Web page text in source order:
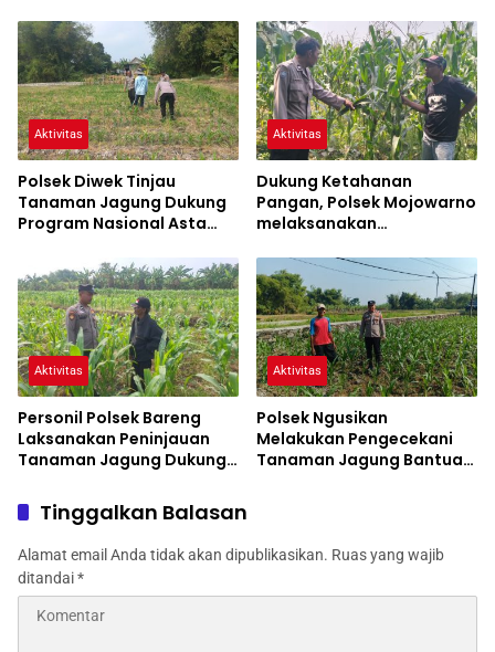
Mendukung Ketahanan
Pangan
Aktivitas
Polsek Diwek Tinjau
Tanaman Jagung Dukung
Program Nasional Asta
Aktivitas
Dukung Ketahanan
Pangan, Polsek Mojowarno
melaksanakan
Jagung
Aktivitas
Personil Polsek Bareng
Laksanakan Peninjauan
Tanaman Jagung Dukung
Pangan
Aktivitas
Polsek Ngusikan
Melakukan Pengecekani
Tanaman Jagung Bantuan
Tinggalkan Balasan
Alamat email Anda tidak akan dipublikasikan. Ruas yang wajib
ditandai*